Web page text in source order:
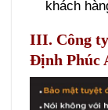
khách
III. Công
Định Phúc